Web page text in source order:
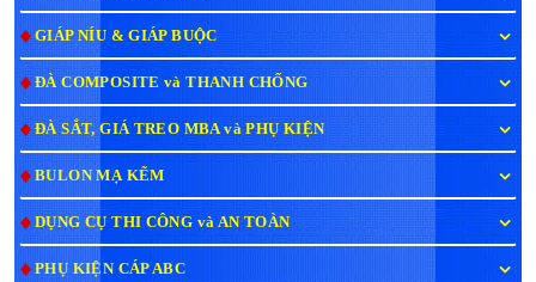
GIÁP NÍU & GIÁP BUỘC
ĐÀ COMPOSITE và THANH CHỐNG
ĐÀ SẮT, GIÁ TREO MBA và PHỤ KIỆN
BULON MẠ KẼM
DỤNG CỤ THI CÔNG và AN TOÀN
PHỤ KIỆN CÁP ABC